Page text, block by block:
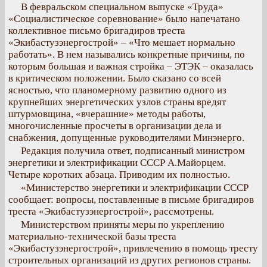
В февральском специальном выпуске «Труда»
«Социалистическое соревнование» было напечатано
коллективное письмо бригадиров треста
«Экибастузэнергострой» – «Что мешает нормально
работать». В нем назывались конкретные причины, по
которым большая и важная стройка – ЭТЭК – оказалась
в критическом положении. Было сказано со всей
ясностью, что планомерному развитию одного из
крупнейших энергетических узлов страны вредят
штурмовщина, «вчерашние» методы работы,
многочисленные просчеты в организации дела и
снабжения, допущенные руководителями Минэнерго.
Редакция получила ответ, подписанный министром
энергетики и электрификации СССР А.Майорцем.
Четыре коротких абзаца. Приводим их полностью.
«Министерство энергетики и электрификации СССР
сообщает: вопросы, поставленные в письме бригадиров
треста «Экибастузэнергострой», рассмотрены.
Министерством приняты меры по укреплению
материально-технической базы треста
«Экибастузэнергострой», привлечению в помощь тресту
строительных организаций из других регионов страны.